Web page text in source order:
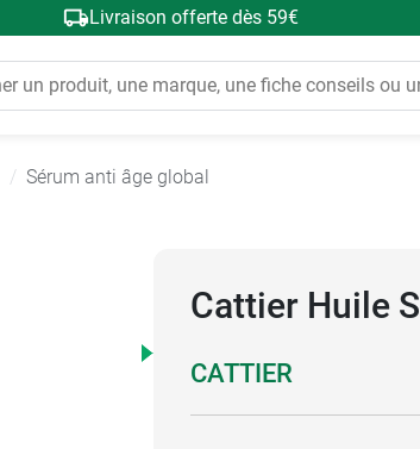
Livraison offerte dès 59€
Sérum anti âge global
Cattier Huile
CATTIER